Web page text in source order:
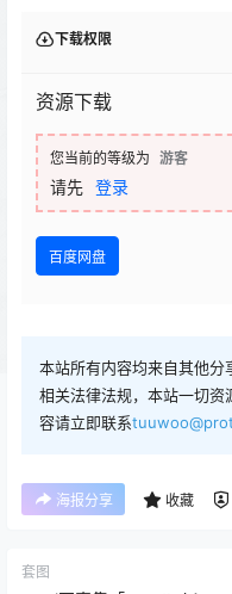
下载权限
资源下载
您当前的等级为 游客
请先 登录
百度网盘
本站所有内容均来自其他
相关法律法规，本站一切资
容请立即联系
海报分享 收藏
套图